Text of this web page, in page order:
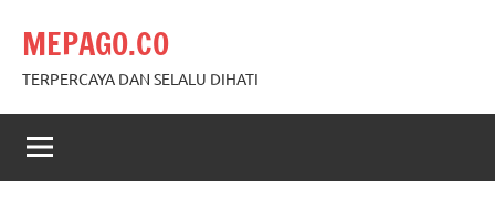
content
MEPAGO.CO
TERPERCAYA DAN SELALU DIHATI